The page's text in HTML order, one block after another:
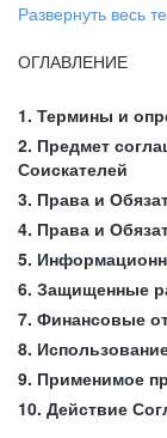
Развернуть весь
ОГЛАВЛЕНИЕ
1. Термины и
2. Предмет
Соискателей
3. Права и
4. Права и
5.
6. Защищенные
7. Финансовые
8.
9. Применимое
10. Действие